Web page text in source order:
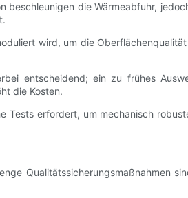
die Wärmeabfuhr,
wird, um die
entscheidend; ein zu frühes
die Kosten.
Tests erfordert, um mechanisch
Qualitätssicherungsmaßnahmen